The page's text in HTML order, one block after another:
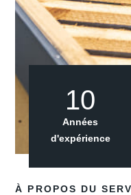
À PROPOS DU
10
Années
d'expérience